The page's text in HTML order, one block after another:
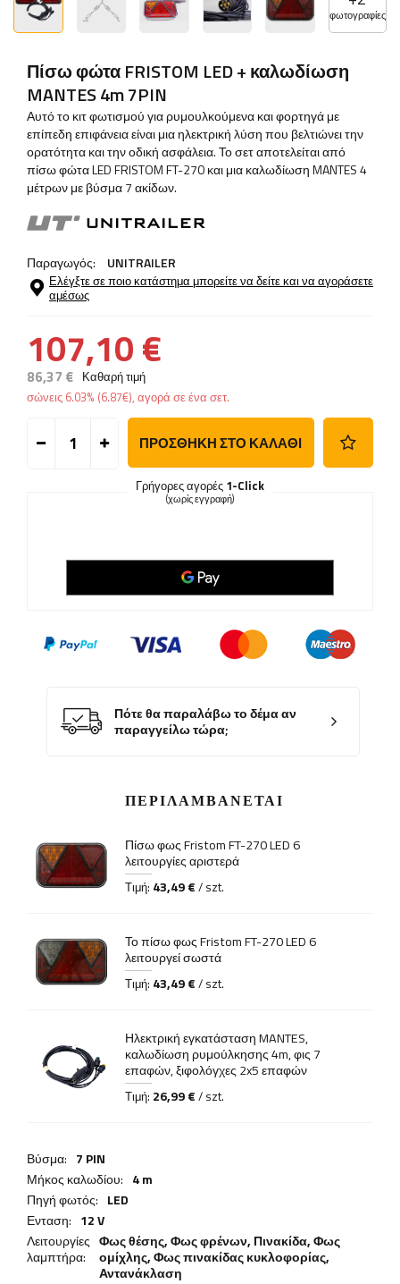
φωτογραφίες
Πίσω φώτα FRISTOM LED + καλωδίωση
MANTES 4m 7PIN
Αυτό το κιτ φωτισμού για ρυμουλκούμενα και φορτηγά με
επίπεδη επιφάνεια είναι μια ηλεκτρική λύση που βελτιώνει την
ορατότητα και την οδική ασφάλεια. Το σετ αποτελείται από
πίσω φώτα LED FRISTOM FT-270 και μια καλωδίωση MANTES 4
μέτρων με βύσμα 7 ακίδων.
Παραγωγός: UNITRAILER
Ελέγξτε σε ποιο κατάστημα μπορείτε να δείτε και να αγοράσετε
αμέσως
107,10 €
86,37 € Καθαρή τιμή
σώνεις 6.03% (6.87€), αγορά σε ένα σετ.
ΠΡΟΣΘΉΚΗ ΣΤΟ ΚΑΛΆΘΙ
Γρήγορες αγορές 1-Click
(χωρίς εγγραφή)
Πότε θα παραλάβω το δέμα αν
παραγγείλω τώρα;
ΠΕΡΙΛΑΜΒΆΝΕΤΑΙ
Πίσω φως Fristom FT-270 LED 6
λειτουργίες αριστερά
Τιμή: 43,49 € / szt.
Το πίσω φως Fristom FT-270 LED 6
λειτουργεί σωστά
Τιμή: 43,49 € / szt.
Ηλεκτρική εγκατάσταση MANTES,
καλωδίωση ρυμούλκησης 4m, φις 7
επαφών, ξιφολόγχες 2x5 επαφών
Τιμή: 26,99 € / szt.
Βύσμα: 7 PIN
Μήκος καλωδίου: 4 m
Πηγή φωτός: LED
Ενταση: 12 V
Λειτουργίες
λαμπτήρα:
Φως θέσης,Φως φρένων, Πινακίδα,Φως
ομίχλης,Φως πινακίδας κυκλοφορίας,
Αντανάκλαση